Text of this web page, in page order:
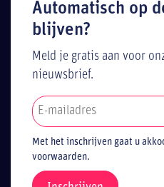
Automatisch op
blijven?
Meld je gratis aan voor
nieuwsbrief.
Met het inschrijven gaat u
voorwaarden.